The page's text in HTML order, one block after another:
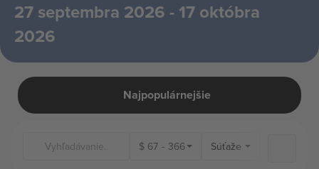
27 septembra 2026 - 17 októbra
2026
Najpopulárnejšie
$ 67 - 366 Súťaže